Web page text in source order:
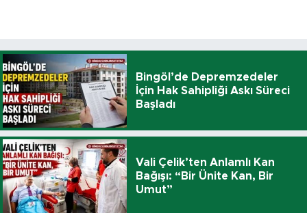
Bingöl’de Depremzedeler
İçin Hak Sahipliği Askı Süreci
Başladı
Vali Çelik’ten Anlamlı Kan
Bağışı: “Bir Ünite Kan, Bir
Umut”